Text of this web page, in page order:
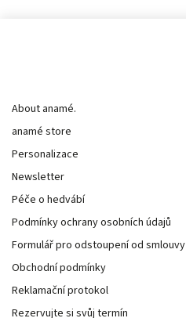
About anamé.
anamé store
Personalizace
Newsletter
Péče o hedvábí
Podmínky ochrany osobních údajů
Formulář pro odstoupení od smlouvy
Obchodní podmínky
Reklamační protokol
Rezervujte si svůj termín